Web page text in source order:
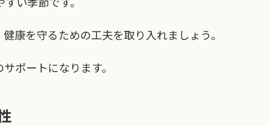
康を守るための工夫を取り入れましょう。
ポートになります。